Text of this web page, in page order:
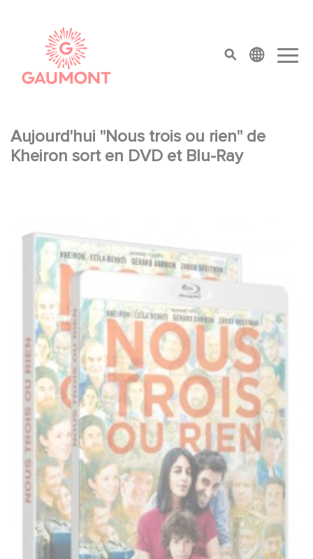
top menu
Aujourd'hui "Nous trois ou rien" de
Kheiron sort en DVD et Blu-Ray